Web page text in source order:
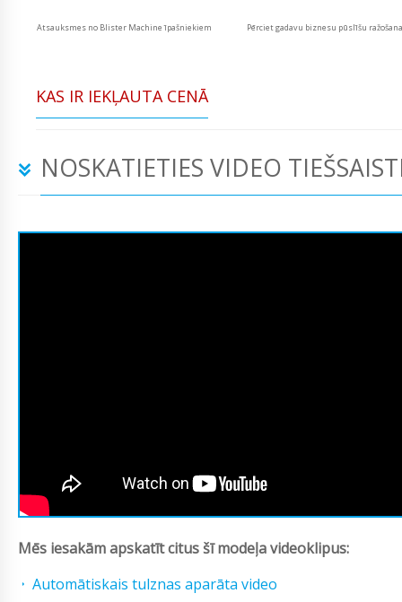
Atsauksmes no Blister Machine īpašniekiem Pērciet gadavu biznesu pūslīšu
KAS IR IEKĻAUTA CENĀ
NOSKATIETIES VIDEO
Mēs iesakām apskatīt citus šī modeļa videoklipus:
Automātiskais tulznas aparāta video